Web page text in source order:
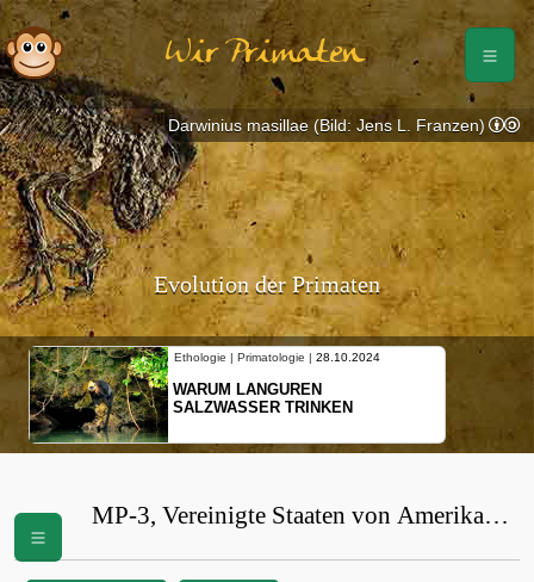
Wir Primaten
Evolution der Primaten
Ethologie | Primatologie | 28.10.2024
WARUM LANGUREN
SALZWASSER TRINKEN
Darwinius masillae (Bild: Jens L. Franzen)
MP-3, Vereinigte Staaten von Amerika